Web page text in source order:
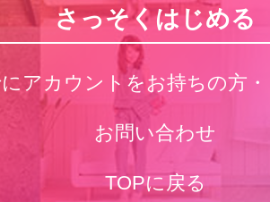
さっそくはじめる
アカウントをお持ちの方
お問い合わせ
TOPに戻る